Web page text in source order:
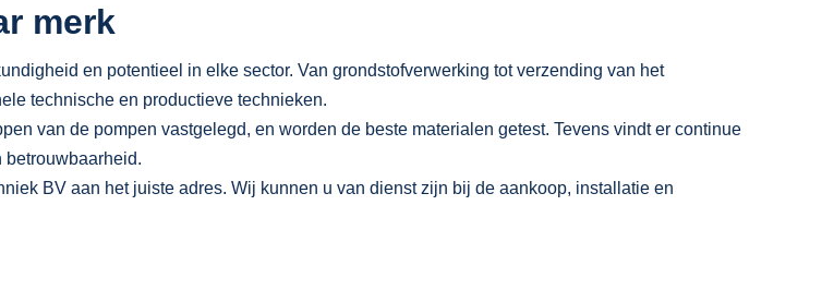
merk
en potentieel in elke sector. Van grondstofverwerking tot verzending van het
technische en productieve technieken.
van de pompen vastgelegd, en worden de beste materialen getest. Tevens vindt er continue
betrouwbaarheid.
BV aan het juiste adres. Wij kunnen u van dienst zijn bij de aankoop, installatie en